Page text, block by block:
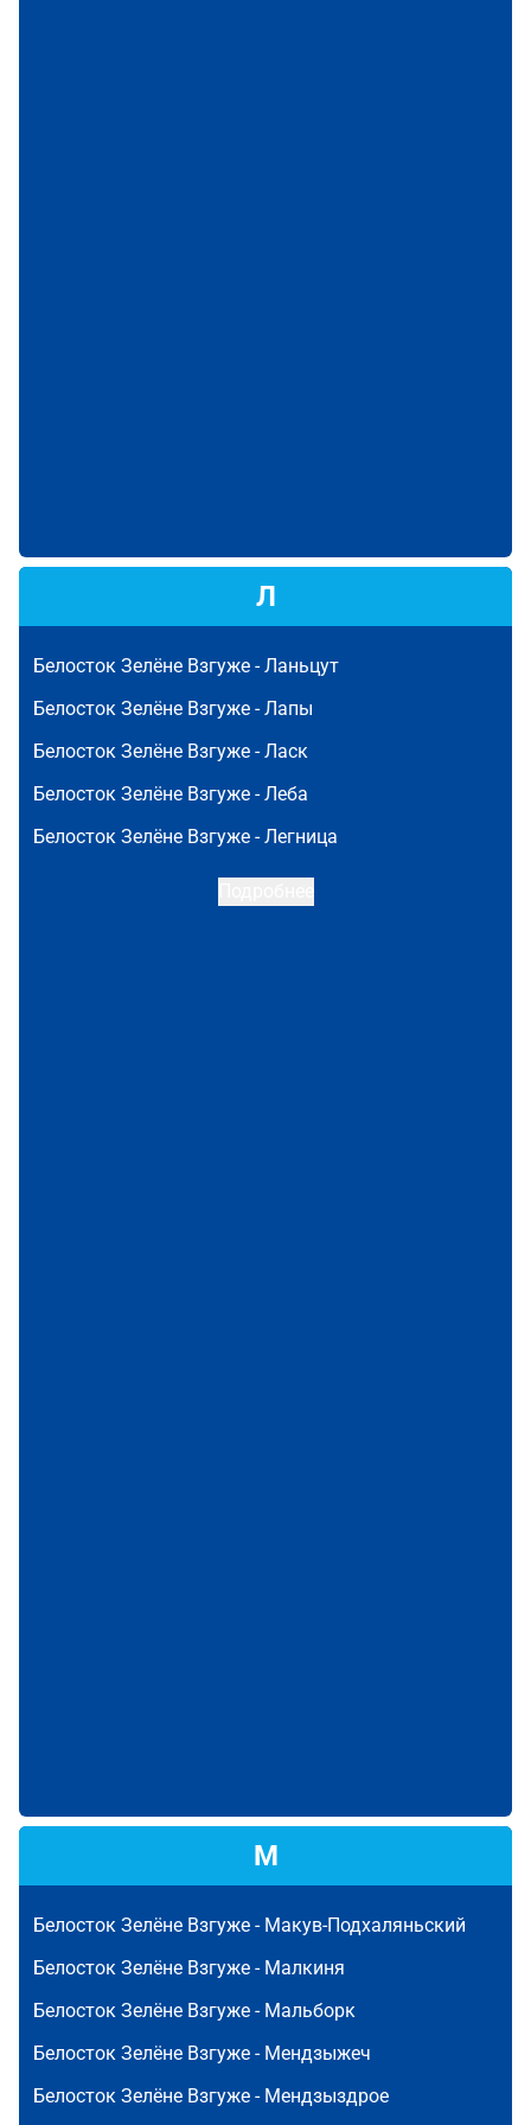
Л
Белосток Зелёне Взгуже -Ланьцут
Белосток Зелёне Взгуже -Лапы
Белосток Зелёне Взгуже -Ласк
Белосток Зелёне Взгуже -Леба
Белосток Зелёне Взгуже -Легница
М
Белосток Зелёне Взгуже - Макув-Подхаляньский
Белосток Зелёне Взгуже - Малкиня
Белосток Зелёне Взгуже - Мальборк
Белосток Зелёне Взгуже - Мендзыжеч
Белосток Зелёне Взгуже - Мендзыздрое